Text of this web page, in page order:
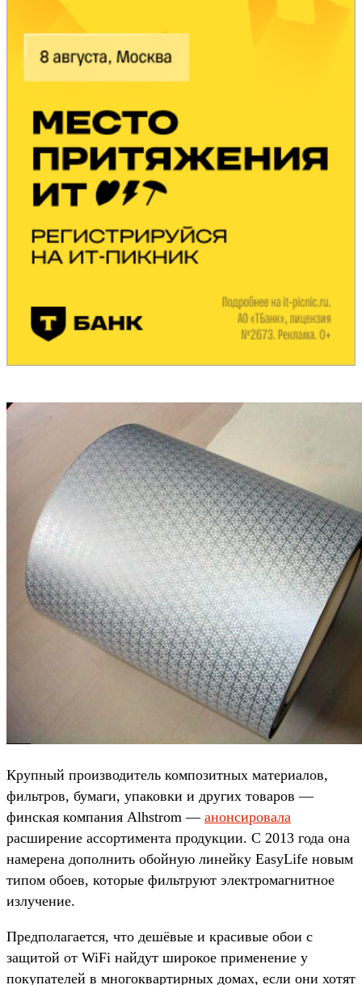
Крупный производитель композитных материалов,
фильтров, бумаги, упаковки и других товаров —
финская компания Alhstrom — анонсировала
расширение ассортимента продукции. С 2013 года она
намерена дополнить обойную линейку EasyLife новым
типом обоев, которые фильтруют электромагнитное
излучение.
Предполагается, что дешёвые и красивые обои с
защитой от WiFi найдут широкое применение у
покупателей в многоквартирных домах, если они хотят